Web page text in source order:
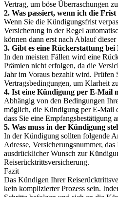
Vertrag, um böse Überraschungen
2. Was passiert, wenn ich die
Wenn Sie die Kündigungsfrist
Versicherung in der Regel
können dann erst nach Ablauf
3. Gibt es eine Rückerstattung
In den meisten Fällen wird eine
Prämien nicht erfolgen, da die
Jahr im Voraus bezahlt wird. Prüfen
Vertragsbedingungen, um Klarheit
4. Ist eine Kündigung per E-Mail
Abhängig von den Bedingungen
möglich, die Kündigung per E-Mail
dass Sie eine Empfangsbestätigung
5. Was muss in der Kündigung
In der Kündigung sollten folgende
Adresse, Versicherungsnummer,
ausdrücklicher Wunsch zur
Reiserücktrittsversicherung.
Fazit
Das Kündigen Ihrer
kein komplizierter Prozess sein.